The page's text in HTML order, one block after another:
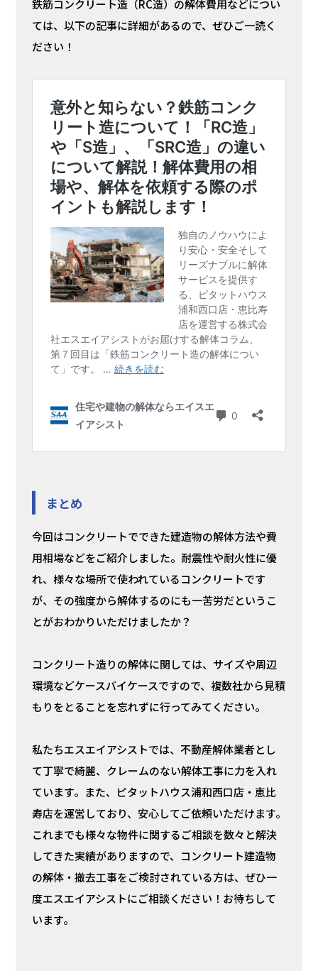
鉄筋コンクリート造（RC造）の解体費用などについ
ては、以下の記事に詳細があるので、ぜひご一読く
ださい！
まとめ
今回はコンクリートでできた建造物の解体方法や費
用相場などをご紹介しました。耐震性や耐火性に優
れ、様々な場所で使われているコンクリートです
が、その強度から解体するのにも一苦労だというこ
とがおわかりいただけましたか？
コンクリート造りの解体に関しては、サイズや周辺
環境などケースバイケースですので、複数社から見積
もりをとることを忘れずに行ってみてください。
私たちエスエイアシストでは、不動産解体業者とし
て丁寧で綺麗、クレームのない解体工事に力を入れ
ています。また、ピタットハウス浦和西口店・恵比
寿店を運営しており、安心してご依頼いただけます。
これまでも様々な物件に関するご相談を数々と解決
してきた実績がありますので、コンクリート建造物
の解体・撤去工事をご検討されている方は、ぜひ一
度エスエイアシストにご相談ください！お待ちして
います。